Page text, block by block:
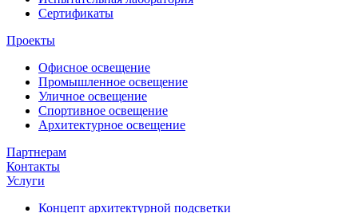
Сертификаты
Проекты
Офисное освещение
Промышленное освещение
Уличное освещение
Спортивное освещение
Архитектурное освещение
Партнерам
Контакты
Услуги
Концепт архитектурной подсветки